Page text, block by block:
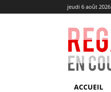
jeudi 6 août 2026
ACCUEIL